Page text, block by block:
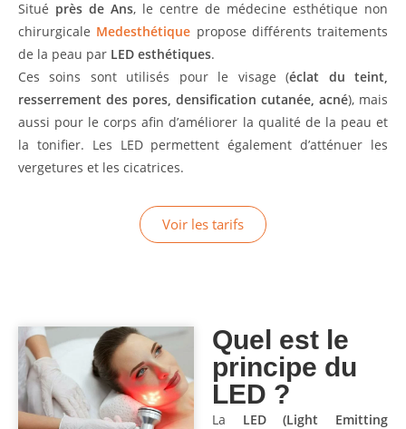
Situé près de Ans, le centre de médecine esthétique non
chirurgicale Medesthétique propose différents traitements
de la peau par LED esthétiques.
Ces soins sont utilisés pour le visage (éclat du teint,
resserrement des pores, densification cutanée, acné), mais
aussi pour le corps afin d’améliorer la qualité de la peau et
la tonifier. Les LED permettent également d’atténuer les
vergetures et les cicatrices.
Voir les tarifs
Quel est le
principe du
LED ?
La LED (Light Emitting